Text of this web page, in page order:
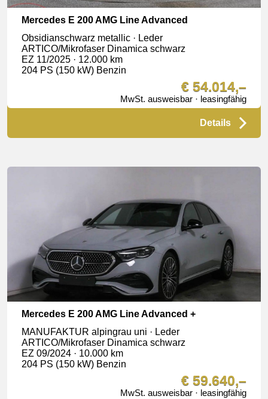
Mercedes E 200 AMG Line Advanced
Obsidianschwarz metallic · Leder
ARTICO/Mikrofaser Dinamica schwarz
EZ 11/2025 · 12.000 km
204 PS (150 kW) Benzin
€ 54.014,–
MwSt. ausweisbar · leasingfähig
Details
Mercedes E 200 AMG Line Advanced +
MANUFAKTUR alpingrau uni · Leder
ARTICO/Mikrofaser Dinamica schwarz
EZ 09/2024 · 10.000 km
204 PS (150 kW) Benzin
€ 59.640,–
MwSt. ausweisbar · leasingfähig